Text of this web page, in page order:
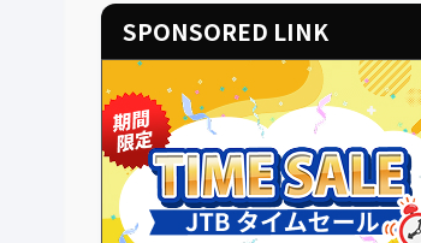
SPONSORED LINK